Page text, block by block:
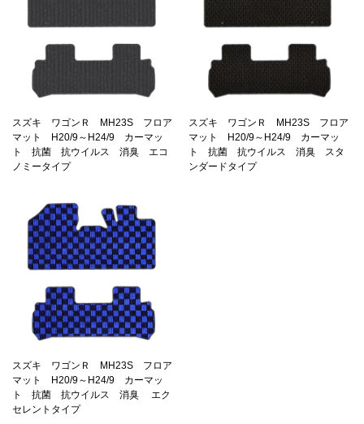
スズキ ワゴンＲ MH23S フロア
マット H20/9～H24/9 カーマッ
ト 抗菌 抗ウイルス 消臭 エコ
ノミータイプ
スズキ ワゴンＲ MH23S フロア
マット H20/9～H24/9 カーマッ
ト 抗菌 抗ウイルス 消臭 スタ
ンダードタイプ
スズキ ワゴンＲ MH23S フロア
マット H20/9～H24/9 カーマッ
ト 抗菌 抗ウイルス 消臭 エク
セレントタイプ